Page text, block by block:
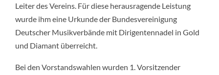
Leiter des Vereins. Für diese herausragende Leistung
wurde ihm eine Urkunde der Bundesvereinigung
Deutscher Musikverbände mit Dirigentennadel in Gold
und Diamant überreicht.
Bei den Vorstandswahlen wurden 1. Vorsitzender